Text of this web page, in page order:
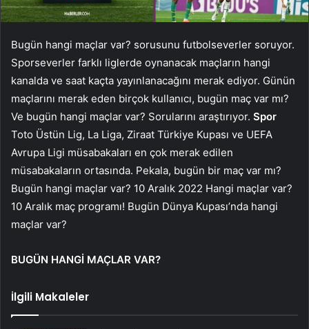
Bugün hangi maçlar var? sorusunu futbolseverler soruyor.
Sporseverler farklı liglerde oynanacak maçların hangi
kanalda ve saat kaçta yayınlanacağını merak ediyor. Günün
maçlarını merak eden birçok kullanıcı, bugün maç var mı?
Ve bugün hangi maçlar var? Sorularını araştırıyor. Spor
Toto Üstün Lig, La Liga, Ziraat Türkiye Kupası ve UEFA
Avrupa Ligi müsabakaları en çok merak edilen
müsabakaların ortasında. Pekala, bugün bir maç var mı?
Bugün hangi maçlar var? 10 Aralık 2022 Hangi maçlar var?
10 Aralık maç programı! Bugün Dünya Kupası’nda hangi
maçlar var?
BUGÜN HANGİ MAÇLAR VAR?
İlgili Makaleler